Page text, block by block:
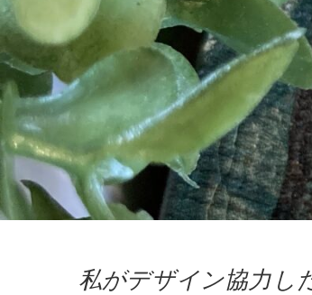
私がデザイン協力し